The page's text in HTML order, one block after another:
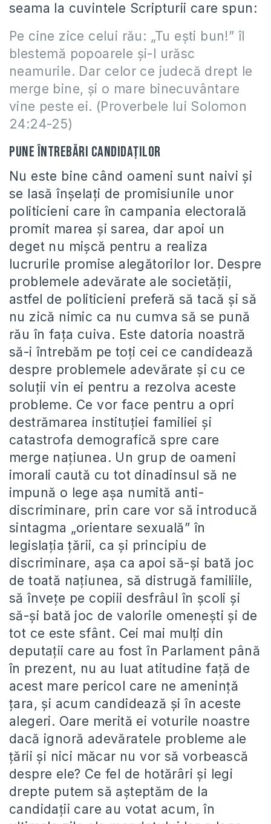
seama la cuvintele Scripturii care spun:
Pe cine zice celui rău: „Tu eşti bun!” îl
blestemă popoarele şi-l urăsc
neamurile. Dar celor ce judecă drept le
merge bine, şi o mare binecuvântare
vine peste ei. (Proverbele lui Solomon
24:24-25)
Pune întrebări candidaţilor
Nu este bine când oameni sunt naivi şi
se lasă înşelaţi de promisiunile unor
politicieni care în campania electorală
promit marea şi sarea, dar apoi un
deget nu mişcă pentru a realiza
lucrurile promise alegătorilor lor. Despre
problemele adevărate ale societăţii,
astfel de politicieni preferă să tacă şi să
nu zică nimic ca nu cumva să se pună
rău în faţa cuiva. Este datoria noastră
să-i întrebăm pe toţi cei ce candidează
despre problemele adevărate şi cu ce
soluţii vin ei pentru a rezolva aceste
probleme. Ce vor face pentru a opri
destrămarea instituţiei familiei şi
catastrofa demografică spre care
merge naţiunea. Un grup de oameni
imorali caută cu tot dinadinsul să ne
impună o lege aşa numită anti-
discriminare, prin care vor să introducă
sintagma „orientare sexuală” în
legislaţia ţării, ca şi principiu de
discriminare, aşa ca apoi să-şi bată joc
de toată naţiunea, să distrugă familiile,
să înveţe pe copiii desfrâul în şcoli şi
să-şi bată joc de valorile omeneşti şi de
tot ce este sfânt. Cei mai mulţi din
deputaţii care au fost în Parlament până
în prezent, nu au luat atitudine faţă de
acest mare pericol care ne ameninţă
ţara, şi acum candidează şi în aceste
alegeri. Oare merită ei voturile noastre
dacă ignoră adevăratele probleme ale
ţării şi nici măcar nu vor să vorbească
despre ele? Ce fel de hotărâri şi legi
drepte putem să aşteptăm de la
candidaţii care au votat acum, în